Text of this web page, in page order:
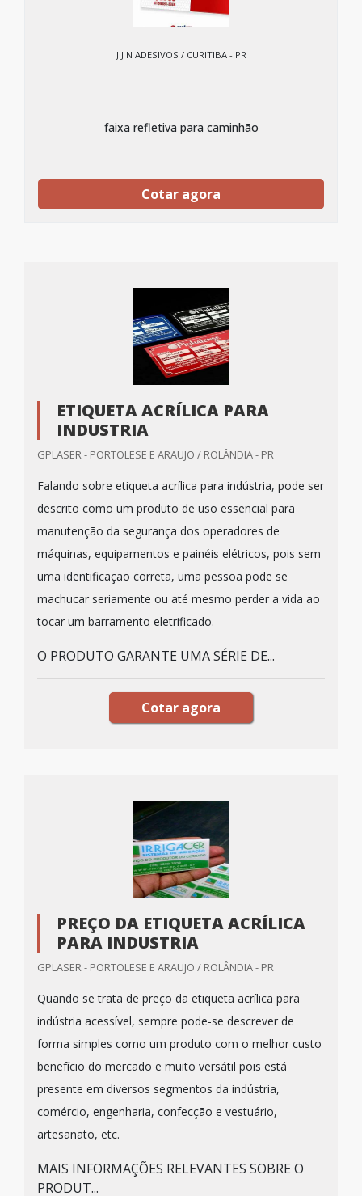
J J N ADESIVOS / CURITIBA - PR
faixa refletiva para caminhão
Cotar agora
ETIQUETA ACRÍLICA PARA
INDUSTRIA
GPLASER - PORTOLESE E ARAUJO / ROLÂNDIA - PR
Falando sobre etiqueta acrílica para indústria, pode ser
descrito como um produto de uso essencial para
manutenção da segurança dos operadores de
máquinas, equipamentos e painéis elétricos, pois sem
uma identificação correta, uma pessoa pode se
machucar seriamente ou até mesmo perder a vida ao
tocar um barramento eletrificado.
O PRODUTO GARANTE UMA SÉRIE DE...
Cotar agora
PREÇO DA ETIQUETA ACRÍLICA
PARA INDUSTRIA
GPLASER - PORTOLESE E ARAUJO / ROLÂNDIA - PR
Quando se trata de preço da etiqueta acrílica para
indústria acessível, sempre pode-se descrever de
forma simples como um produto com o melhor custo
benefício do mercado e muito versátil pois está
presente em diversos segmentos da indústria,
comércio, engenharia, confecção e vestuário,
artesanato, etc.
MAIS INFORMAÇÕES RELEVANTES SOBRE O
PRODUT...